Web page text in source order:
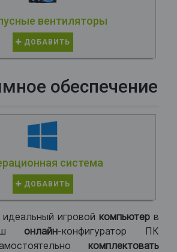
вентиляторы
ДОБАВИТЬ
обеспечение
система
ДОБАВИТЬ
игровой компьютер в
онлайн-конфигуратор ПК
комплектовать